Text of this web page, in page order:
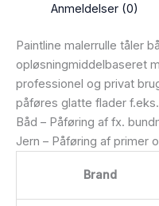
Anmeldelser (0)
Paintline malerrulle tåler
opløsningmiddelbaseret
professionel og privat
påføres glatte flader f.eks.
Båd – Påføring af fx.
Jern – Påføring af primer
Brand